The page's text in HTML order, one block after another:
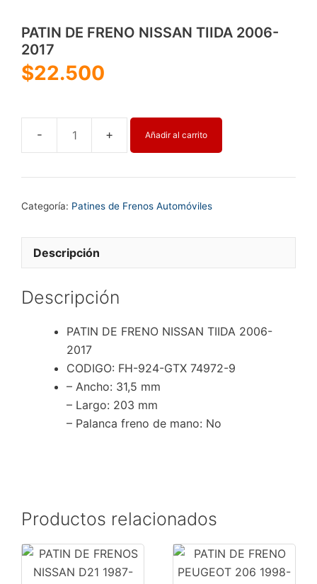
PATIN DE FRENO NISSAN TIIDA 2006-
2017
$22.500
PATIN
FRENO
TIIDA
cantidad
Añadir al carrito
Categoría: Patines de Frenos Automóviles
Descripción
Descripción
PATIN DE FRENO NISSAN TIIDA 2006-
2017
CODIGO: FH-924-GTX 74972-9
– Ancho: 31,5 mm
– Largo: 203 mm
– Palanca freno de mano: No
Productos relacionados